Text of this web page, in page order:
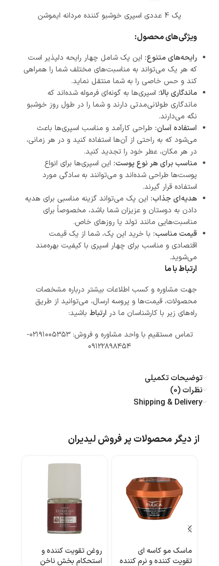
پک 4 عددی اسپری خوشبو کننده مردانه ایموشن
ویژگی‌های محصول:
رایحه‌های متنوع: این پک شامل چهار رایحه دلپذیر است
که هر یک می‌تواند به مناسبت‌های مختلف شما را همراهی
کند و حس خاصی را به شما منتقل نماید.
ماندگاری بالا: اسپری‌ها به گونه‌ای فرموله شده‌اند که
ماندگاری طولانی‌مدتی دارند و شما را در طول روز خوشبو
نگه می‌دارند.
استفاده آسان: طراحی کارآمد و مناسب اسپری‌ها باعث
می‌شود که به راحتی از آن‌ها استفاده کنید و در هر زمانی،
در هر مکان، عطر خود را تجدید کنید.
مناسب برای هر نوع پوست: این اسپری‌ها برای انواع
پوست‌ها طراحی شده‌اند و می‌توانند به سادگی مورد
استفاده قرار گیرند.
هدیه‌ای جذاب: این پک می‌تواند گزینه مناسبی برای هدیه
دادن به دوستان و عزیزان شما باشد، مخصوصاً برای
مناسبت‌هایی مانند تولد یا روزهای خاص.
قیمت مناسب: با خرید این پک، شما از یک قیمت
اقتصادی و مناسب برای چهار اسپری با کیفیت بهره‌مند
می‌شوید.
ارتباط با ما
جهت مشاوره و کسب اطلاعات بیشتر درباره مشخصات
محصولات، قیمت‌ها و پروسه ارسال، می‌توانید از طریق
راه‌های زیر با کارشناسان ما در ارتباط باشید:
تماس مستقیم با واحد مشاوره و فروش: ۰۲۱۹۱۰۰۵۳۵۳-
۰۹۱۲۲۸۹۸۴۵۴
توضیحات تکمیلی
نظرات (0)
Shipping & Delivery
از دیگر محصولات پر فروش لیدیران
ماسک مو کاسه ای
تقویت کننده و نرم کننده
روغن تقویت کننده و
استحکام بخش ناخن